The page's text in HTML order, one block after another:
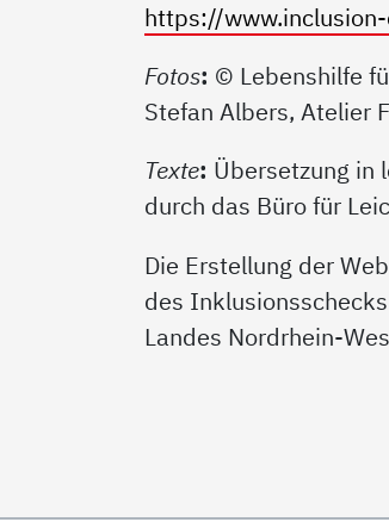
https://
Fotos: © Lebenshilfe
Stefan Albers, Atelier
Texte: Übersetzung in
durch das Büro für
Die Erstellung der
des
Landes Nordrhein-